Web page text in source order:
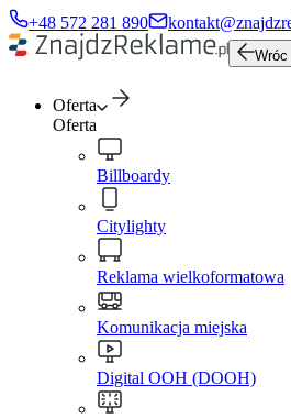
+48 572 281 890
Wróc
Oferta
Oferta
Billboardy
Citylighty
Reklama wielkoformatowa
Komunikacja miejska
Digital OOH (DOOH)